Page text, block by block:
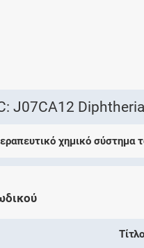
J07CA12
χημικό σύστημα